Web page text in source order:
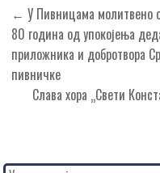
Кретање
чланка
← У Пивницама молитвено
80 година од упокојења
приложника и добротвора
пивничке
Слава хора „Свети